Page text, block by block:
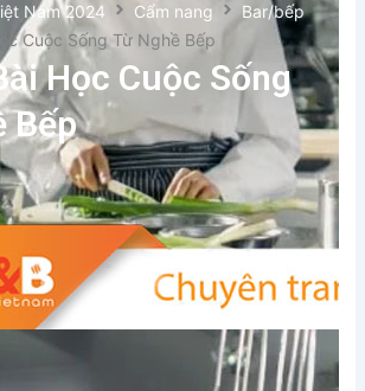
Nam 2024 Cẩm nang
Bar/bếp
Cuộc Sống Từ Nghề Bếp
Học Cuộc Sống
Bếp